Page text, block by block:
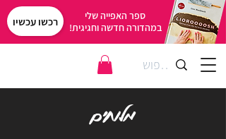
רכשו עכשיו
ספר האפייה שלי
במהדורה חדשה וחגיגית!
מלוחים